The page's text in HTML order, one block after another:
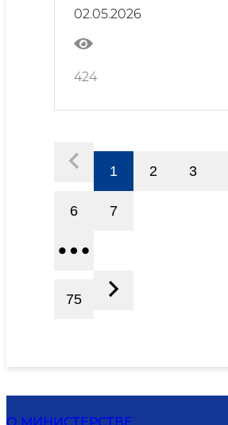
02.05.2026
424
1 2 3
6 7
75